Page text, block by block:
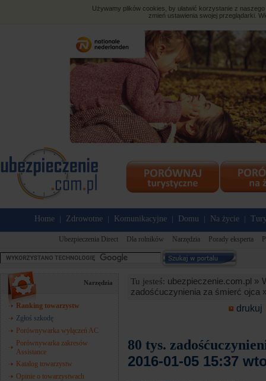
Używamy plików cookies, by ułatwić korzystanie z
zmień ustawienia swojej przeglądarki.
Home Zdrowotne Komunikacyjne Domu Na życie
Ubezpieczenia Direct Dla rolników Narzędzia Porady eksperta
Narzędzia
Ranking towarzystw
Zgłoś szkodę
Porównywarka wyłączeń AC
Porównywarka zakresów
Assistance
Katalog towarzystw
Opinie o towarzystwach
Tu jesteś: ubezpieczenie.com.pl »
zadośćuczynienia za śmierć ojca
drukuj
80 tys.
2016-01-05 15:37